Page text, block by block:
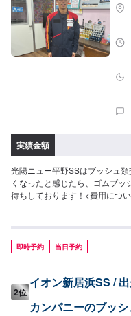
実績金額
光陽ニュー平野SSはブッシュ
くなったと感じたら、ゴムブ
待ちしております！<費用につ
即時予約 当日予約
2位
イオン新居浜SS /
カンパニーのブッ